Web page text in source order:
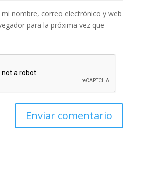
mi nombre, correo electrónico y web
para la próxima vez que